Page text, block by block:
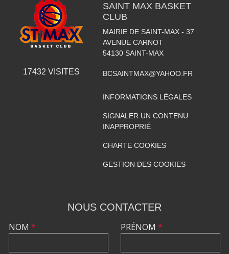
17432 VISITES
SAINT MAX BASKET
CLUB
MAIRIE DE SAINT-MAX - 37
AVENUE CARNOT
54130 SAINT-MAX
BCSAINTMAX@YAHOO.FR
INFORMATIONS LÉGALES
SIGNALER UN CONTENU
INAPPROPRIÉ
CHARTE COOKIES
GESTION DES COOKIES
NOUS CONTACTER
NOM * PRÉNOM *